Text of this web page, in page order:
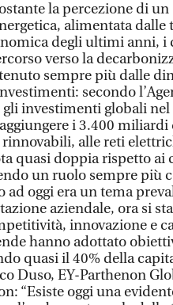
la percezione di un
alimentata dalle
degli ultimi anni, i
verso la
sempre più dalle
secondo
investimenti globali nel
i 3.400
alle reti
quasi doppia rispetto
un ruolo sempre più
ad oggi era un tema
aziendale, ora si sta
innovazione e
hanno adottato
quasi il 40% della
Duso, EY-Parthenon
“Esiste oggi una